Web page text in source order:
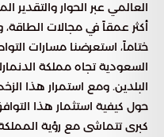
العالمي عبر الحوار والتقدير
أكثر عمقاً في مجالات الطاقة،
ختاماً، استعرضنا مسارات
السعودية تجاه مملكة
البلدين. ومع استمرار هذا
حول كيفية استثمار هذا
كبرى تتماشى مع رؤية